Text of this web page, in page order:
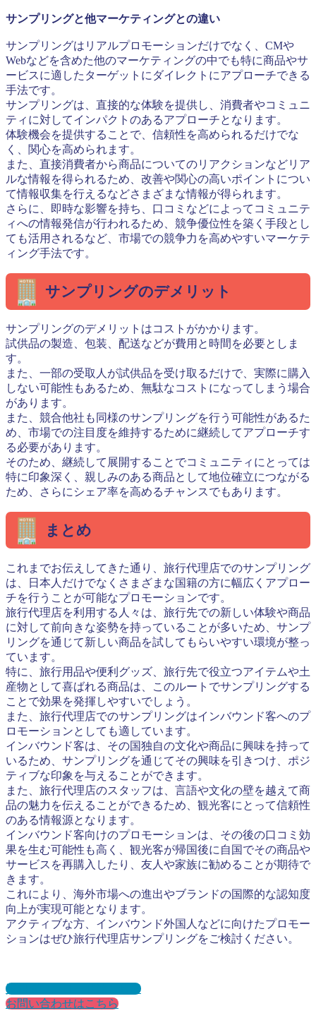
サンプリングと他マーケティングとの違い
サンプリングはリアルプロモーションだけでなく、CMや
Webなどを含めた他のマーケティングの中でも特に商品やサ
ービスに適したターゲットにダイレクトにアプローチできる
手法です。
サンプリングは、直接的な体験を提供し、消費者やコミュニ
ティに対してインパクトのあるアプローチとなります。
体験機会を提供することで、信頼性を高められるだけでな
く、関心を高められます。
また、直接消費者から商品についてのリアクションなどリア
ルな情報を得られるため、改善や関心の高いポイントについ
て情報収集を行えるなどさまざまな情報が得られます。
さらに、即時な影響を持ち、口コミなどによってコミュニテ
ィへの情報発信が行われるため、競争優位性を築く手段とし
ても活用されるなど、市場での競争力を高めやすいマーケテ
ィング手法です。
サンプリングのデメリット
サンプリングのデメリットはコストがかかります。
試供品の製造、包装、配送などが費用と時間を必要としま
す。
また、一部の受取人が試供品を受け取るだけで、実際に購入
しない可能性もあるため、無駄なコストになってしまう場合
があります。
また、競合他社も同様のサンプリングを行う可能性があるた
め、市場での注目度を維持するために継続してアプローチす
る必要があります。
そのため、継続して展開することでコミュニティにとっては
特に印象深く、親しみのある商品として地位確立につながる
ため、さらにシェア率を高めるチャンスでもあります。
まとめ
これまでお伝えしてきた通り、旅行代理店でのサンプリング
は、日本人だけでなくさまざまな国籍の方に幅広くアプロー
チを行うことが可能なプロモーションです。
旅行代理店を利用する人々は、旅行先での新しい体験や商品
に対して前向きな姿勢を持っていることが多いため、サンプ
リングを通じて新しい商品を試してもらいやすい環境が整っ
ています。
特に、旅行用品や便利グッズ、旅行先で役立つアイテムや土
産物として喜ばれる商品は、このルートでサンプリングする
ことで効果を発揮しやすいでしょう。
また、旅行代理店でのサンプリングはインバウンド客へのプ
ロモーションとしても適しています。
インバウンド客は、その国独自の文化や商品に興味を持って
いるため、サンプリングを通じてその興味を引きつけ、ポジ
ティブな印象を与えることができます。
また、旅行代理店のスタッフは、言語や文化の壁を越えて商
品の魅力を伝えることができるため、観光客にとって信頼性
のある情報源となります。
インバウンド客向けのプロモーションは、その後の口コミ効
果を生む可能性も高く、観光客が帰国後に自国でその商品や
サービスを再購入したり、友人や家族に勧めることが期待で
きます。
これにより、海外市場への進出やブランドの国際的な認知度
向上が実現可能となります。
アクティブな方、インバウンド外国人などに向けたプロモー
ションはぜひ旅行代理店サンプリングをご検討ください。
資料ダウンロードはこちら
お問い合わせはこちら